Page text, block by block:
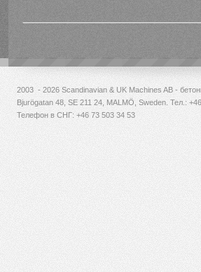
2003 - 2026 Scandinavian & UK Machines AB -
Bjurögatan 48, SE 211 24, MALMÖ, Sweden. Тел.:
Телефон в СНГ: +46 73 503 34 53